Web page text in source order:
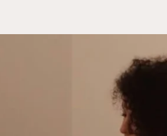
Manicura y Pedicura
Depilación
Nutricosmética
Pack para eventos